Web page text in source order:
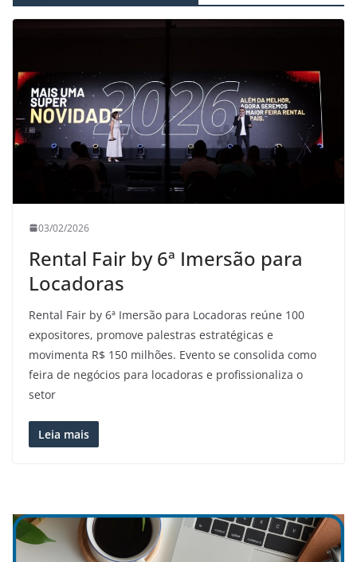
03/02/2026
Rental Fair by 6ª Imersão para
Locadoras
Rental Fair by 6ª Imersão para Locadoras reúne 100
expositores, promove palestras estratégicas e
movimenta R$ 150 milhões. Evento se consolida como
feira de negócios para locadoras e profissionaliza o
setor
Leia mais